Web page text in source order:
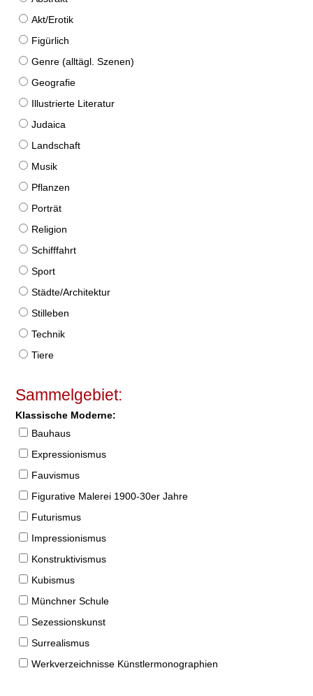
Akt/Erotik
Figürlich
Genre (alltägl. Szenen)
Geografie
Illustrierte Literatur
Judaica
Landschaft
Musik
Pflanzen
Porträt
Religion
Schifffahrt
Sport
Städte/Architektur
Stilleben
Technik
Tiere
Sammelgebiet:
Klassische Moderne:
Bauhaus
Expressionismus
Fauvismus
Figurative Malerei 1900-30er Jahre
Futurismus
Impressionismus
Konstruktivismus
Kubismus
Münchner Schule
Sezessionskunst
Surrealismus
Werkverzeichnisse Künstlermonographien